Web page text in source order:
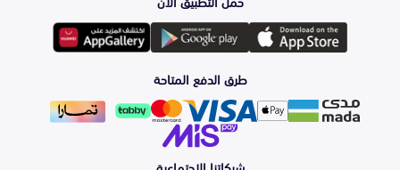
المكائن، القيرات
وملحقاتها
الشمعات
والاصطبات (الاضاءة)
الفرامل والأقمشة
لوازم الرحلات
اكسسوارات العناية
التلميع والعناية
تويوتا
هيونداي
طرق الدفع المتاحة